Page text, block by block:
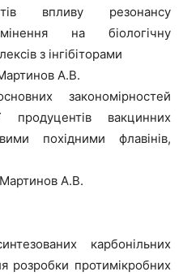
впливу резонансу
на біологічну
з інгібіторами
А.В.
закономірностей
продуцентів вакцинних
похідними флавінів,
А.В.
карбонільних
розробки протимікробних